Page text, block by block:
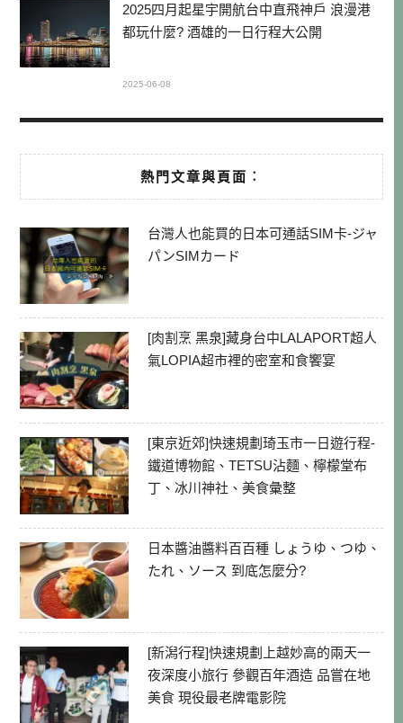
2025四月起星宇開航台中直飛神戶 浪漫港
都玩什麼? 酒雄的一日行程大公開
2025-06-08
熱門文章與頁面︰
台灣人也能買的日本可通話SIM卡-ジャ
パンSIMカード
[肉割烹 黑泉]藏身台中LALAPORT超人
氣LOPIA超市裡的密室和食饗宴
[東京近郊]快速規劃琦玉市一日遊行程-
鐵道博物館、TETSU沾麵、檸檬堂布
丁、冰川神社、美食彙整
日本醬油醬料百百種 しょうゆ、つゆ、
たれ、ソース 到底怎麼分?
[新潟行程]快速規劃上越妙高的兩天一
夜深度小旅行 參觀百年酒造 品嘗在地
美食 現役最老牌電影院